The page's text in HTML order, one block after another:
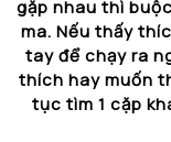
gặp nhau thì
ma. Nếu thấy
tay để chạy ra
thích hay muốn
tục tìm 1 cặp